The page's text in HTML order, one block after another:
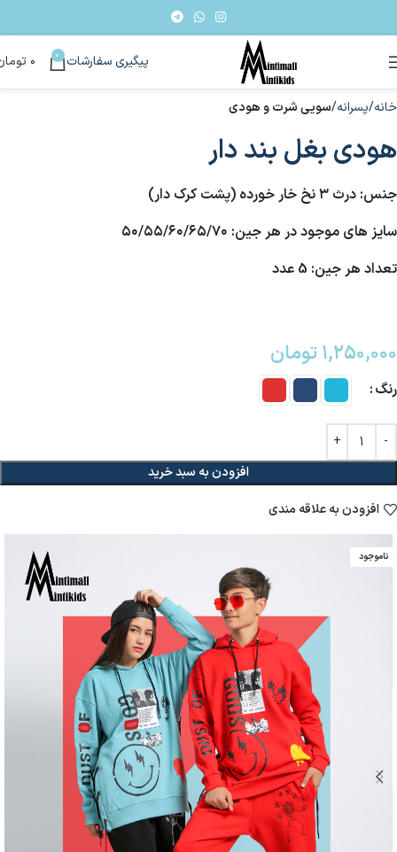
پیگیری سفارشات 0 ۰
خانه پسرانه سویی شرت و هودی
هودی بغل بند دار
جنس: درث ۳ نخ خار خورده (پشت کرک دار)
سایز های موجود در هر جین: ۵۰/۵۵/۶۰/۶۵/۷۰
تعداد هر جین: 5 عدد
۱,۲۵۰,۰۰۰تومان
رنگ
افزودن به سبد خرید
افزودن به علاقه مندی
ناموجود